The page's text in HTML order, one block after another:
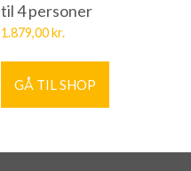
til 4 personer
1.879,00kr.
GÅ TIL SHOP